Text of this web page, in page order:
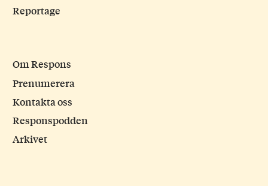
Reportage
Om Respons
Prenumerera
Kontakta oss
Responspodden
Arkivet